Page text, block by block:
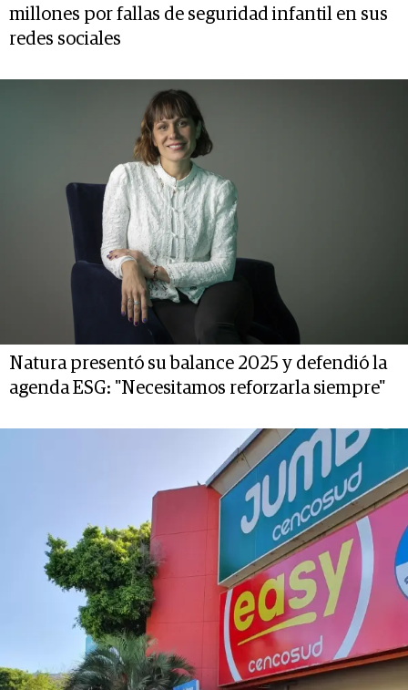
millones por fallas de seguridad infantil en sus
redes sociales
Natura presentó su balance 2025 y defendió la
agenda ESG: "Necesitamos reforzarla siempre"